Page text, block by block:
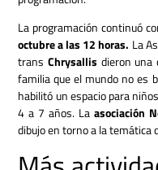
La programación continuó
octubre a las 12 horas. La
transChrysallis dieron una
familia que el mundo no es
habilitó un espacio para
4 a 7 años. La asociación
dibujo en torno a la temática